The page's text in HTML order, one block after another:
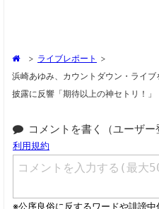
> ライブレポート >
浜崎あゆみ、カウントダウン・ライ
披露に反響「期待以上の神セトリ！」
コメントを書く（ユーザー